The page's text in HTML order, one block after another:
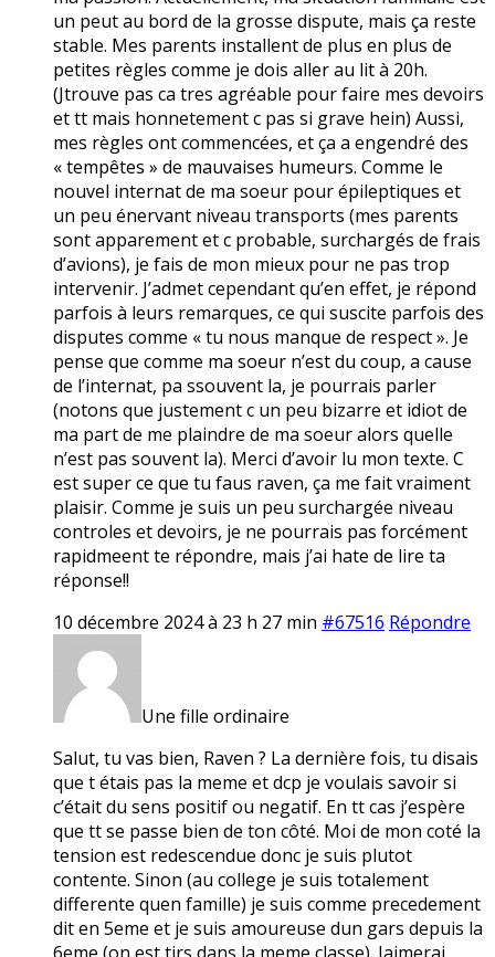
un peut au bord de la grosse dispute, mais ça reste
stable. Mes parents installent de plus en plus de
petites règles comme je dois aller au lit à 20h.
(Jtrouve pas ca tres agréable pour faire mes devoirs
et tt mais honnetement c pas si grave hein) Aussi,
mes règles ont commencées, et ça a engendré des
« tempêtes » de mauvaises humeurs. Comme le
nouvel internat de ma soeur pour épileptiques et
un peu énervant niveau transports (mes parents
sont apparement et c probable, surchargés de frais
d’avions), je fais de mon mieux pour ne pas trop
intervenir. J’admet cependant qu’en effet, je répond
parfois à leurs remarques, ce qui suscite parfois des
disputes comme « tu nous manque de respect ». Je
pense que comme ma soeur n’est du coup, a cause
de l’internat, pa ssouvent la, je pourrais parler
(notons que justement c un peu bizarre et idiot de
ma part de me plaindre de ma soeur alors quelle
n’est pas souvent la). Merci d’avoir lu mon texte. C
est super ce que tu faus raven, ça me fait vraiment
plaisir. Comme je suis un peu surchargée niveau
controles et devoirs, je ne pourrais pas forcément
rapidmeent te répondre, mais j’ai hate de lire ta
réponse!!
10 décembre 2024 à 23 h 27 min #67516 Répondre
Une fille ordinaire
Salut, tu vas bien, Raven ? La dernière fois, tu disais
que t étais pas la meme et dcp je voulais savoir si
c’était du sens positif ou negatif. En tt cas j’espère
que tt se passe bien de ton côté. Moi de mon coté la
tension est redescendue donc je suis plutot
contente. Sinon (au college je suis totalement
differente quen famille) je suis comme precedement
dit en 5eme et je suis amoureuse dun gars depuis la